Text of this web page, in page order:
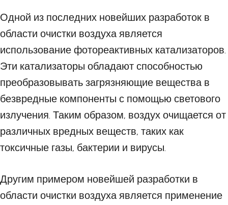
Одной из последних новейших разработок в
области очистки воздуха является
использование фотореактивных катализаторов.
Эти катализаторы обладают способностью
преобразовывать загрязняющие вещества в
безвредные компоненты с помощью светового
излучения. Таким образом, воздух очищается от
различных вредных веществ, таких как
токсичные газы, бактерии и вирусы.
Другим примером новейшей разработки в
области очистки воздуха является применение